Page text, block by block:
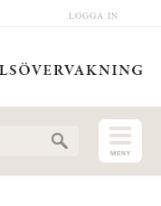
LOGGA IN